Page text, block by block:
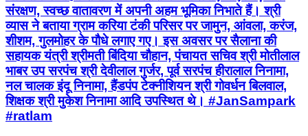
संरक्षण, स्वच्छ वातावरण में अपनी अहम भूमिका निभाते हैं। श्री
व्यास ने बताया ग्राम करिया टंकी परिसर पर जामुन, आंवला, करंज,
शीशम, गुलमोहर के पौधे लगाए गए। इस अवसर पर सैलाना की
सहायक यंत्री श्रीमती बिंदिया चौहान, पंचायत सचिव श्री मोतीलाल
भाबर उप सरपंच श्री देवीलाल गुर्जर, पूर्व सरपंच हीरालाल निनामा,
नल चालक इंदू निनामा, हैंडपंप टेक्नीशियन श्री गोवर्धन बिलवाल,
शिक्षक श्री मुकेश निनामा आदि उपस्थित थे। #JanSampark
#ratlam